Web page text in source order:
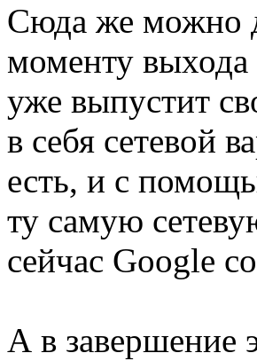
Сюда же можно
моменту
уже выпустит
в себя сетевой
есть, и с
ту самую
сейчас Google
А в завершение